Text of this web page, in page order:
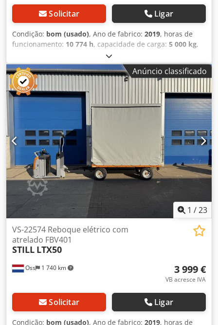
Solicitar Ligar
Condição: bom (usado), Ano de fabrico: 2019, horas de
funcionamento: 10 774 h, capacidade de carga: 5 000 kg,
, peso em vazio:
quilometragem:10 774 km, Tractor elétrico marca STILL
(Alemanha) Ano de fabrico 2021. Capacidade de 5.000 kg;
bateria de 2019 com carregador externo; sistema de
enchimento automático. Dcodpfx Aasypxn Ro Tok
Anúncio classificado
1 /23
Oss 1 740 km
VS-22574 Reboque elétrico com
atrelado FBV401
STILL LTX50
3 999 €
VB acresce IVA
Solicitar Ligar
Condição: bom (usado), Ano de fabrico: 2019, horas de